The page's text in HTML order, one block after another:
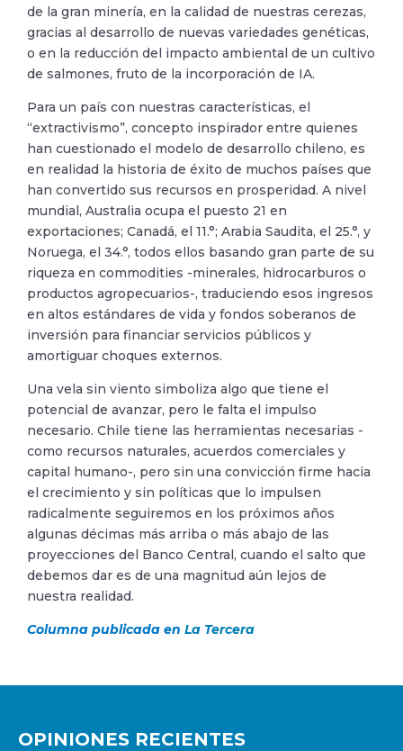
OPINIONES RECIENTES
de la gran minería, en la calidad de nuestras cerezas,
gracias al desarrollo de nuevas variedades genéticas,
o en la reducción del impacto ambiental de un cultivo
de salmones, fruto de la incorporación de IA.
Para un país con nuestras características, el
“extractivismo”, concepto inspirador entre quienes
han cuestionado el modelo de desarrollo chileno, es
en realidad la historia de éxito de muchos países que
han convertido sus recursos en prosperidad. A nivel
mundial, Australia ocupa el puesto 21 en
exportaciones; Canadá, el 11.°; Arabia Saudita, el 25.°, y
Noruega, el 34.°, todos ellos basando gran parte de su
riqueza en commodities -minerales, hidrocarburos o
productos agropecuarios-, traduciendo esos ingresos
en altos estándares de vida y fondos soberanos de
inversión para financiar servicios públicos y
amortiguar choques externos.
Una vela sin viento simboliza algo que tiene el
potencial de avanzar, pero le falta el impulso
necesario. Chile tiene las herramientas necesarias -
como recursos naturales, acuerdos comerciales y
capital humano-, pero sin una convicción firme hacia
el crecimiento y sin políticas que lo impulsen
radicalmente seguiremos en los próximos años
algunas décimas más arriba o más abajo de las
proyecciones del Banco Central, cuando el salto que
debemos dar es de una magnitud aún lejos de
nuestra realidad.
Columna publicada en La Tercera